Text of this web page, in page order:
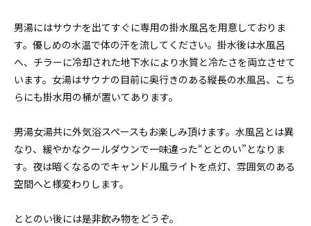
男湯にはサウナを出てすぐに専用の掛水風呂を用意しておりま
す。優しめの水温で体の汗を流してください。掛水後は水風呂
へ、チラーに冷却された地下水により水質と冷たさを両立させて
います。女湯はサウナの目前に奥行きのある縦長の水風呂、こち
らにも掛水用の桶が置いてあります。
男湯女湯共に外気浴スペースもお楽しみ頂けます。水風呂とは異
なり、緩やかなクールダウンで一味違った“ととのい”となりま
す。夜は暗くなるのでキャンドル風ライトを点灯、雰囲気のある
空間へと様変わりします。
ととのい後には是非飲み物をどうぞ。